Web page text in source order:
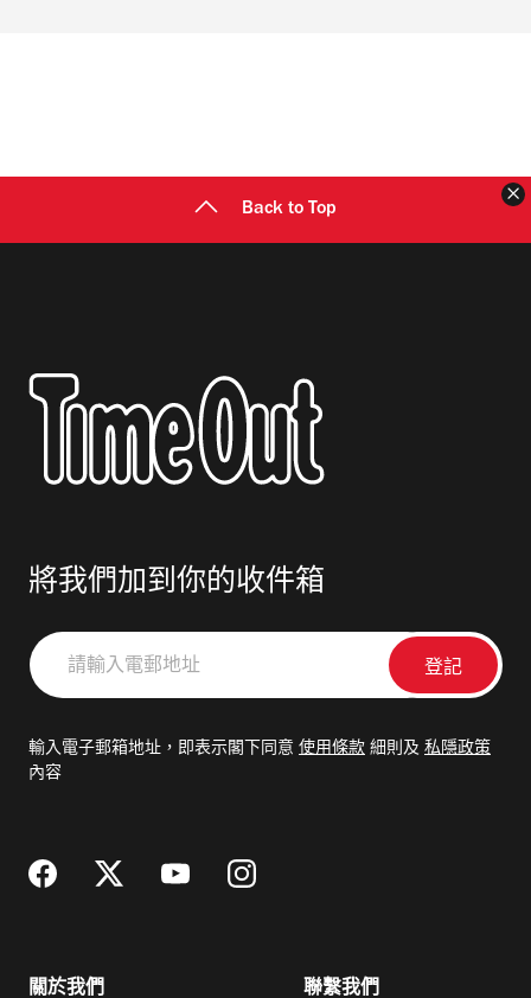
Back to Top
將我們加到你的收件箱
請
輸
郵
輸入電子郵箱地址，即表示閣下同意 使用條款 細則及 私隱政策
內容
關於我們 聯繫我們